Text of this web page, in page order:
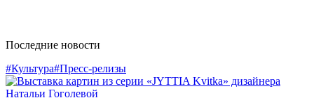
Последние новости
#Культура#Пресс-релизы